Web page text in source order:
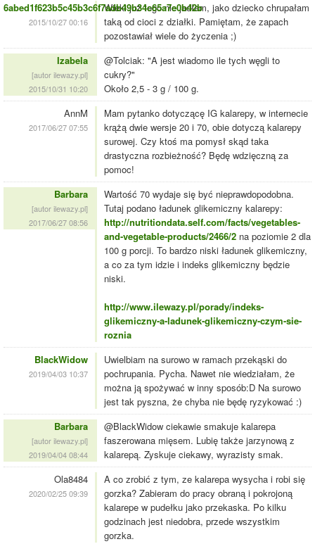
6abed1f623b5c45b3c6f7adb49b34c65a7e0b42b
2015/10/27 00:16
Wieki już tego nie jadłam, jako dziecko chrupałam
taką od cioci z działki. Pamiętam, że zapach
pozostawiał wiele do życzenia ;)
Izabela
[autor ilewazy.pl]
2015/10/31 10:20
@Tolciak: "A jest wiadomo ile tych węgli to
cukry?"
Około 2,5 - 3 g / 100 g.
AnnM
2017/06/27 07:55
Mam pytanko dotyczącę IG kalarepy, w internecie
krążą dwie wersje 20 i 70, obie dotyczą kalarepy
surowej. Czy ktoś ma pomysł skąd taka
drastyczna rozbieżność? Będę wdzięczną za
pomoc!
Barbara
[autor ilewazy.pl]
2017/06/27 08:56
Wartość 70 wydaje się być nieprawdopodobna.
Tutaj podano ładunek glikemiczny kalarepy:
http://nutritiondata.self.com/facts/vegetables-
and-vegetable-products/2466/2 na poziomie 2 dla
100 g porcji. To bardzo niski ładunek glikemiczny,
a co za tym idzie i indeks glikemiczny będzie
niski.
http://www.ilewazy.pl/porady/indeks-
glikemiczny-a-ladunek-glikemiczny-czym-sie-
roznia
BlackWidow
2019/04/03 10:37
Uwielbiam na surowo w ramach przekąski do
pochrupania. Pycha. Nawet nie wiedziałam, że
można ją spożywać w inny sposób:D Na surowo
jest tak pyszna, że chyba nie będę ryzykować :)
Barbara
[autor ilewazy.pl]
2019/04/04 08:44
@BlackWidow ciekawie smakuje kalarepa
faszerowana mięsem. Lubię także jarzynową z
kalarepą. Zyskuje ciekawy, wyrazisty smak.
Ola8484
2020/02/25 09:39
A co zrobić z tym, ze kalarepa wysycha i robi się
gorzka? Zabieram do pracy obraną i pokrojoną
kalarepe w pudełku jako przekaska. Po kilku
godzinach jest niedobra, przede wszystkim
gorzka.